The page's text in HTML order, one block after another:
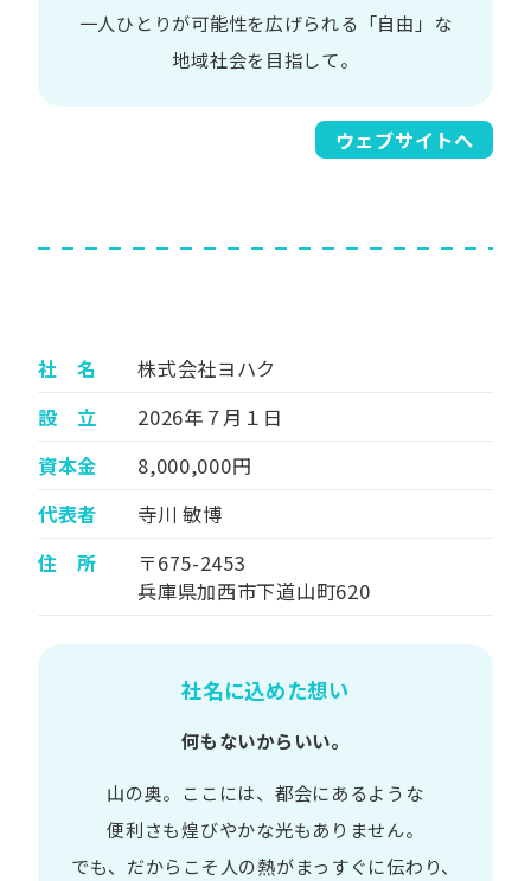
一人​ひとりが​可能性を​広げられる 「自由」な​
地域社会を​目指して。​
ウェブサイトへ
社 名
株式会社ヨハク
設 立
2026年７月１日
資本金
8,000,000円
代表者
寺川 敏博
住 所
〒675-2453
兵庫県加西市下道山町620
社名に込めた想い
何もないからいい。
山の​奥。​ここには、​都会に​あるような​
便利さも煌びやかな​光も​ありません。​
でも、​だから​こそ 人の​熱が​まっすぐに​伝わり、